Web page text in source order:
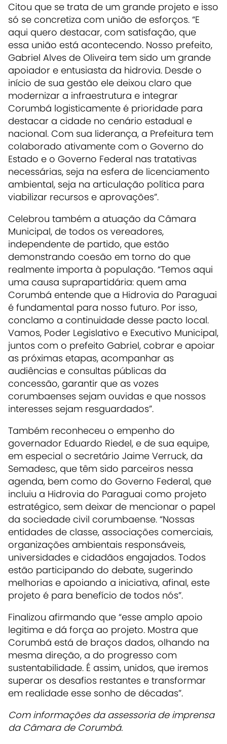
Citou que se trata de um grande projeto e isso
só se concretiza com união de esforços. “E
aqui quero destacar, com satisfação, que
essa união está acontecendo. Nosso prefeito,
Gabriel Alves de Oliveira tem sido um grande
apoiador e entusiasta da hidrovia. Desde o
início de sua gestão ele deixou claro que
modernizar a infraestrutura e integrar
Corumbá logisticamente é prioridade para
destacar a cidade no cenário estadual e
nacional. Com sua liderança, a Prefeitura tem
colaborado ativamente com o Governo do
Estado e o Governo Federal nas tratativas
necessárias, seja na esfera de licenciamento
ambiental, seja na articulação política para
viabilizar recursos e aprovações”.
Celebrou também a atuação da Câmara
Municipal, de todos os vereadores,
independente de partido, que estão
demonstrando coesão em torno do que
realmente importa à população. “Temos aqui
uma causa suprapartidária: quem ama
Corumbá entende que a Hidrovia do Paraguai
é fundamental para nosso futuro. Por isso,
conclamo a continuidade desse pacto local.
Vamos, Poder Legislativo e Executivo Municipal,
juntos com o prefeito Gabriel, cobrar e apoiar
as próximas etapas, acompanhar as
audiências e consultas públicas da
concessão, garantir que as vozes
corumbaenses sejam ouvidas e que nossos
interesses sejam resguardados”.
Também reconheceu o empenho do
governador Eduardo Riedel, e de sua equipe,
em especial o secretário Jaime Verruck, da
Semadesc, que têm sido parceiros nessa
agenda, bem como do Governo Federal, que
incluiu a Hidrovia do Paraguai como projeto
estratégico, sem deixar de mencionar o papel
da sociedade civil corumbaense. “Nossas
entidades de classe, associações comerciais,
organizações ambientais responsáveis,
universidades e cidadãos engajados. Todos
estão participando do debate, sugerindo
melhorias e apoiando a iniciativa, afinal, este
projeto é para benefício de todos nós”.
Finalizou afirmando que “esse amplo apoio
legitima e dá força ao projeto. Mostra que
Corumbá está de braços dados, olhando na
mesma direção, a do progresso com
sustentabilidade. É assim, unidos, que iremos
superar os desafios restantes e transformar
em realidade esse sonho de décadas”.
Com informações da assessoria de imprensa
da Câmara de Corumbá.